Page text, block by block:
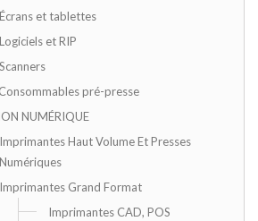
Écrans et tablettes
Logiciels et RIP
Scanners
Consommables pré-presse
NUMÉRIQUE
Imprimantes Haut Volume Et Presses
Numériques
Imprimantes Grand Format
Imprimantes CAD, POS